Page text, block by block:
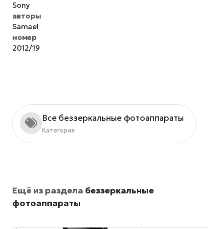
Sony
авторы
Samael
номер
2012/19
Все беззеркальные фотоаппараты
Категория
Ещё из раздела беззеркальные
фотоаппараты